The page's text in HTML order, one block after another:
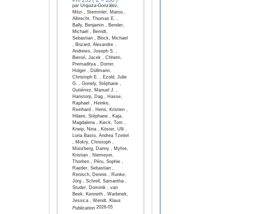
par Urquiza-González,
Mitzi , Stemmler, Matou ,
Albrecht, Thomas E. ,
Bally, Benjamin , Bender,
Michaël , Berndt,
Sebastian , Block, Michael
, Brizard, Alexandre ,
Andrews, Joseph S. ,
Bieroń, Jacek , Chhetri,
Premaditya , Dorrer,
Holger , Düllmann,
Christoph E. , Ezold, Julie
G. , Goriely, Stéphane ,
Gutiérrez, Manuel J. ,
Hanstorp, Dag , Hasse,
Raphael , Heinke,
Reinhard , Hens, Kristien ,
Hilaire, Stéphane , Kaja,
Magdalena , Kieck, Tom ,
Kneip, Nina , Köster, Ulli ,
Loria Basto, Andrea Tzeitel
, Mokry, Christoph ,
Münzberg, Danny , Myhre,
Kristian , Niemeyer,
Thorben , Péru, Sophie ,
Raeder, Sebastian ,
Renisch, Dennis , Runke,
Jörg , Schrell, Samantha ,
Studer, Dominik , van
Beek, Kenneth , Warbinek,
Jessica , Wendt, Klaus
Publication2026-05